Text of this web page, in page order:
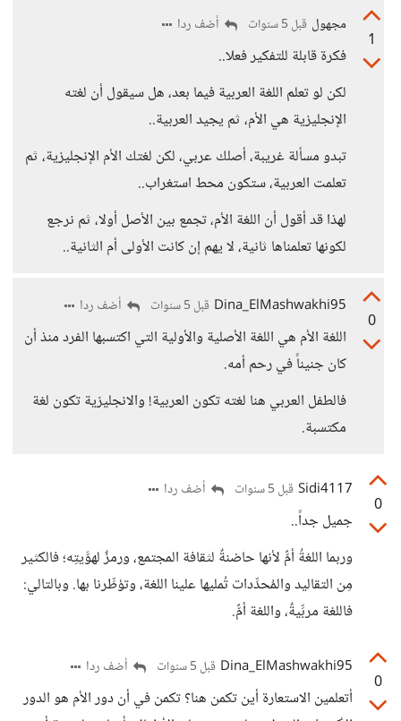
1
مجهول قبل 5 سنوات أضف ردا
فكرة قابلة للتفكير فعلا..
لكن لو تعلم اللغة العربية فيما بعد، هل سيقول أن لغته
الإنجليزية هي الأم، ثم يجيد العربية..
تبدو مسألة غريبة، أصلك عربي، لكن لغتك الأم الإنجليزية، ثم
تعلمت العربية، ستكون محط استغراب..
لهذا قد أقول أن اللغة الأم، تجمع بين الأصل أولا، ثم نرجع
لكونها تعلمناها ثانية، لا يهم إن كانت الأولى أم الثانية..
0
Dina_ElMashwakhi95 قبل 5 سنوات أضف ردا
اللغة الأم هي اللغة الأصلية والأولية التي اكتسبها الفرد منذ أن
كان جنيناً في رحم أمه.
فالطفل العربي هنا لغته تكون العربية! والانجليزية تكون لغة
مكتسبة.
0
Sidi4117 قبل 5 سنوات أضف ردا
جميل جداً..
وربما اللغةُ أمٌّ لأنها حاضنةٌ لثقافة المجتمع، ورمزٌ لهوَّيتِه؛ فالكثير
مِن التقاليد والمُحدِّدات تُمليها علينا اللغة، وتؤطِّرنا بها. وبالتالي:
فاللغة مربِّيةٌ، واللغة أمٌّ.
0
Dina_ElMashwakhi95 قبل 5 سنوات أضف ردا
أتعلمين الاستعارة أين تكمن هنا؟ تكمن في أن دور الأم هو الدور